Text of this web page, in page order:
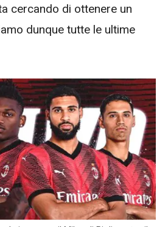
cercando di ottenere un
dunque tutte le ultime